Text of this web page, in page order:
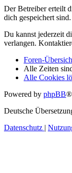
Der Betreiber erteilt
dich gespeichert sind.
Du kannst jederzeit
verlangen.
Foren-
Alle Zeiten
Alle Cookies
Powered by phpBB®
Deutsche
Datenschutz |